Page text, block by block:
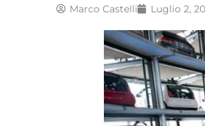
Marco Castelli Luglio 2,